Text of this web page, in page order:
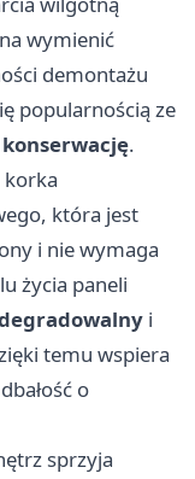
wymienić
demontażu
popularnością ze
konserwację.
korka
która jest
i nie wymaga
życia paneli
i
temu wspiera
o
sprzyja